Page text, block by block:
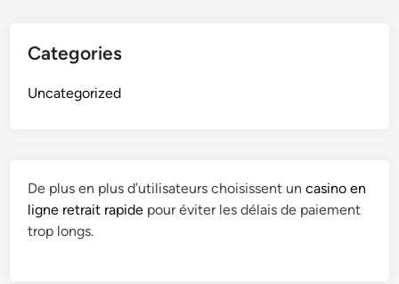
Categories
Uncategorized
De plus en plus d’utilisateurs choisissent uncasino en
ligne retrait rapide pour éviter les délais de paiement
trop longs.